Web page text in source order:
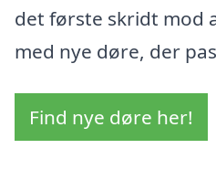
det første skridt mod
med nye døre, der
Find nye døre her!